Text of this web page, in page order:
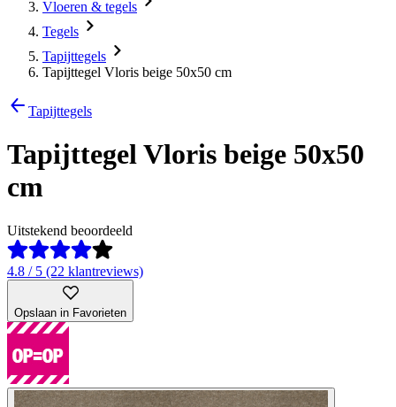
Vloeren & tegels
Tegels
Tapijttegels
Tapijttegel Vloris beige 50x50 cm
Tapijttegels
Tapijttegel Vloris beige 50x50
cm
Uitstekend beoordeeld
4.8 / 5 (22 klantreviews)
Opslaan in Favorieten